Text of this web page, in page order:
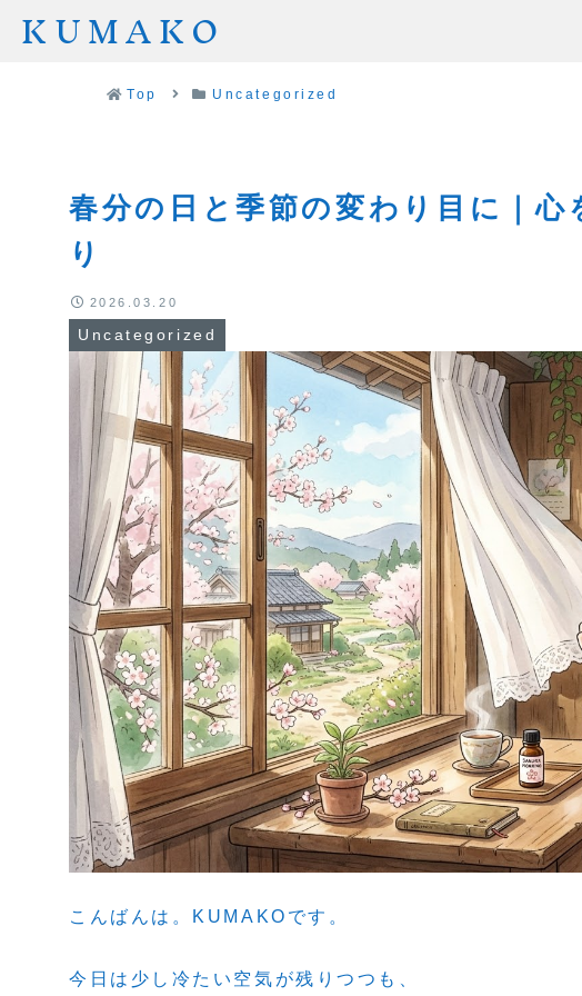
KUMAKO
Top Uncategorized
春分の日と季節の変わり目に｜
り
Uncategorized
2026.03.20
こんばんは。KUMAKOです。
今日は少し冷たい空気が残りつつも、